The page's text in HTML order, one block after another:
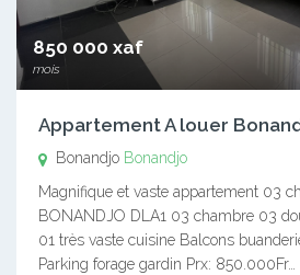
850 000 xaf
mois
Appartement A louer
Bonandjo Bonandjo
Magnifique et vaste appartement 03
BONANDJO DLA1 03 chambre 03
01 très vaste cuisine Balcons
Parking forage gardin Prx: 850.000Fr…